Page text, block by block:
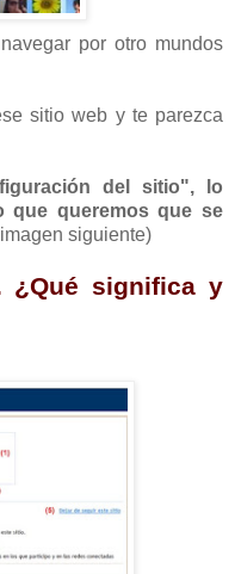
por otro mundos
sitio web y te parezca
del sitio", lo
que queremos que se
siguiente)
significa y